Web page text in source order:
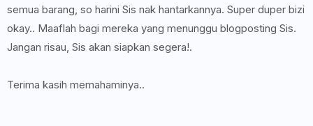
semua barang, so harini Sis nak hantarkannya. Super duper bizi
okay.. Maaflah bagi mereka yang menunggu blogposting Sis.
Jangan risau, Sis akan siapkan segera!.
Terima kasih memahaminya..